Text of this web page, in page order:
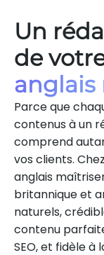
Un
de
anglais
Parce que
contenus à un
comprend
vos clients.
anglais
britannique et
naturels,
contenu
SEO, et fidèle à